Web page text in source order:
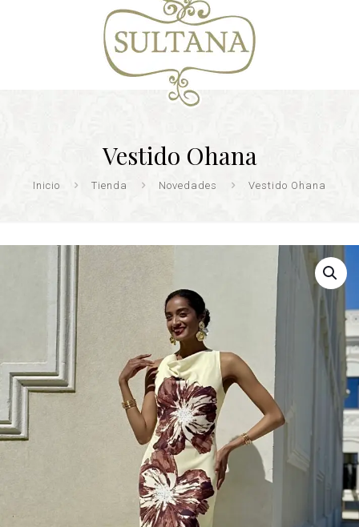
Vestido Ohana
Inicio Tienda Novedades Vestido Ohana